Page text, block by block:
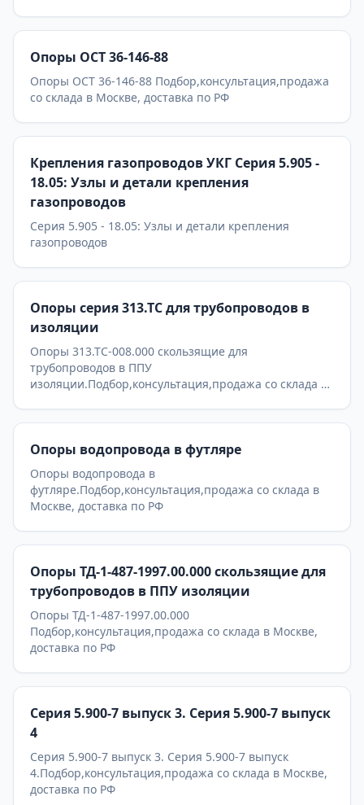
Опоры ОСТ 36-146-88
Опоры ОСТ 36-146-88 Подбор,консультация,продажа
со склада в Москве, доставка по РФ
Крепления газопроводов УКГ Серия 5.905 -
18.05: Узлы и детали крепления
газопроводов
Серия 5.905 - 18.05: Узлы и детали крепления
газопроводов
Опоры серия 313.ТС для трубопроводов в
изоляции
Опоры 313.ТС-008.000 скользящие для
трубопроводов в ППУ
изоляции.Подбор,консультация,продажа со склада в
Опоры водопровода в футляре
Опоры водопровода в
футляре.Подбор,консультация,продажа со склада в
Москве, доставка по РФ
Опоры ТД-1-487-1997.00.000 скользящие для
трубопроводов в ППУ изоляции
Опоры ТД-1-487-1997.00.000
Подбор,консультация,продажа со склада в Москве,
доставка по РФ
Серия 5.900-7 выпуск 3. Серия 5.900-7 выпуск
4
Серия 5.900-7 выпуск 3. Серия 5.900-7 выпуск
4.Подбор,консультация,продажа со склада в Москве,
доставка по РФ